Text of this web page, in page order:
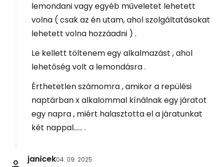
lemondani vagy egyéb műveletet lehetett
volna ( csak az én utam, ahol szolgáltatásokat
lehetett volna hozzáadni ) .
Le kellett töltenem egy alkalmazást , ahol
lehetőség volt a lemondásra .
Érthetetlen számomra , amikor a repülési
naptárban x alkalommal kínálnak egy járatot
egy napra , miért halasztotta el a járatunkat
két nappal...... .
janicek04. 09. 2025